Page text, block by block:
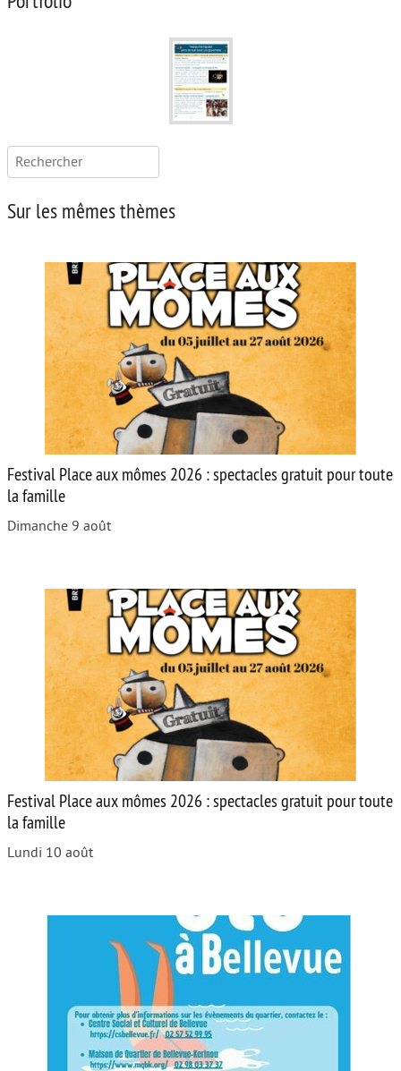
Rechercher :
Sur les mêmes thèmes
Festival Place aux mômes 2026 : spectacles gratuit pour toute
la famille
Dimanche 9 août
Festival Place aux mômes 2026 : spectacles gratuit pour toute
la famille
Lundi 10 août